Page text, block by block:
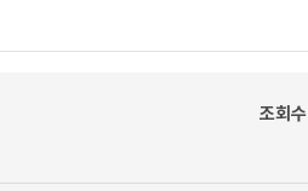
조회수